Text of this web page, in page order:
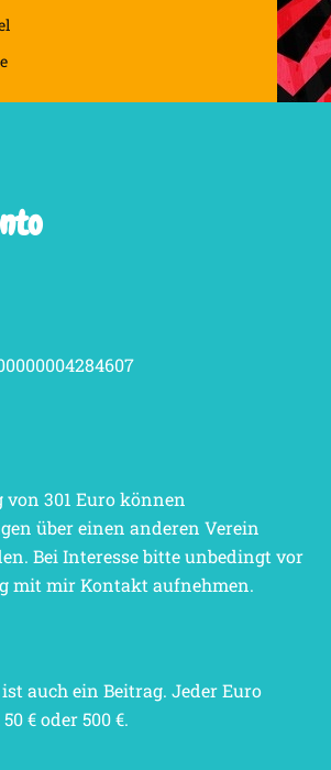
von 301 Euro können
über einen anderen Verein
Bei Interesse bitte unbedingt vor
mit mir Kontakt aufnehmen.
auch ein Beitrag. Jeder Euro
€ oder 500 €.